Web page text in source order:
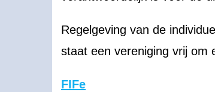
Regelgeving van de
staat een vereniging vrij om
FIFe